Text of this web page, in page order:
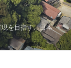
を目指す、日本